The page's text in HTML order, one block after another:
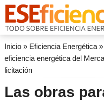
Inicio» Eficiencia Energética»
eficiencia energética del
licitación
Las obras